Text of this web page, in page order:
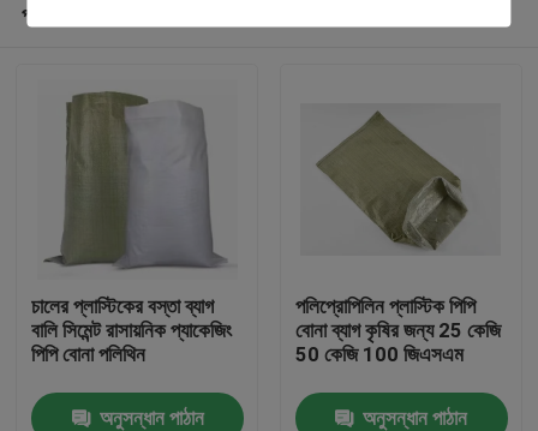
প্রস্তাবিত পণ্য
চালের প্লাস্টিকের বস্তা ব্যাগ
বালি সিমেন্ট রাসায়নিক প্যাকেজিং
পিপি বোনা পলিথিন
অনুসন্ধান পাঠান
পলিপ্রোপিলিন প্লাস্টিক পিপি
বোনা ব্যাগ কৃষির জন্য 25 কেজি
50 কেজি 100 জিএসএম
অনুসন্ধান পাঠান